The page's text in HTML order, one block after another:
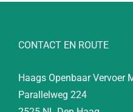
CONTACT EN ROUTE
Haags Openbaar Vervoer
Parallelweg 224